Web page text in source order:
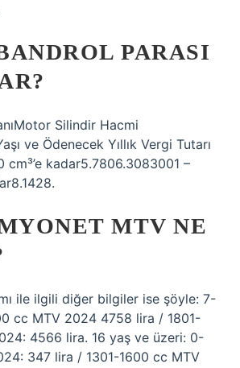
PARASI
Silindir Hacmi
ve Ödenecek Yıllık Vergi Tutarı
cm³’e kadar5.7806.3083001 –
MTV NE
ile ilgili diğer bilgiler ise şöyle: 7-
cc MTV 2024 4758 lira / 1801-
4566 lira. 16 yaş ve üzeri: 0-
347 lira / 1301-1600 cc MTV